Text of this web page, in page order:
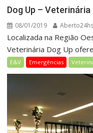
Dog Up – Veterinária
08/01/2019 Aberto24hs
Localizada na Região
Veterinária Dog Up
E&V Emergências